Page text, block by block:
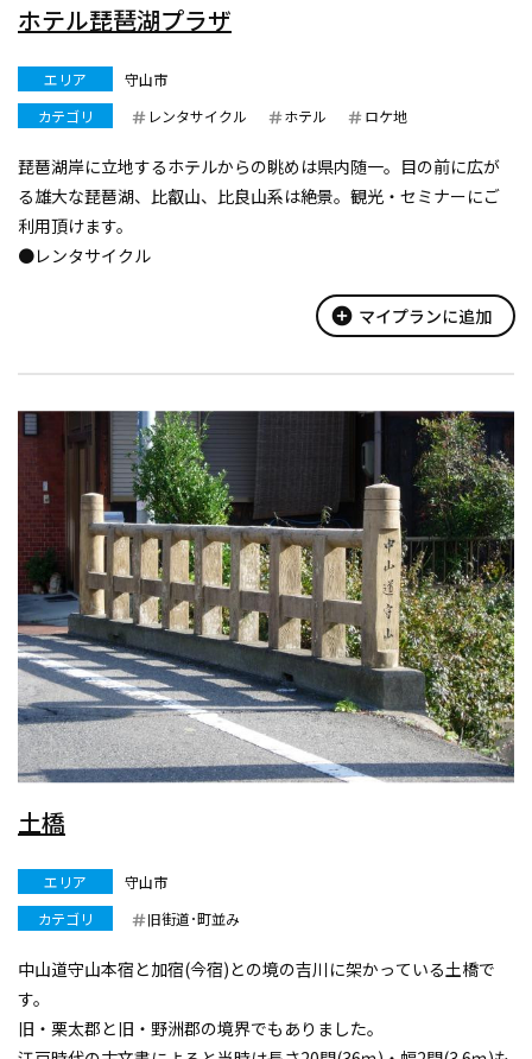
ホテル琵琶湖プラザ
エリア
守山市
カテゴリ
レンタサイクル ホテル ロケ地
琵琶湖岸に立地するホテルからの眺めは県内随一。目の前に広が
る雄大な琵琶湖、比叡山、比良山系は絶景。観光・セミナーにご
利用頂けます。
●レンタサイクル
add_circle マイプランに追加
土橋
エリア
守山市
カテゴリ
旧街道･町並み
中山道守山本宿と加宿(今宿)との境の吉川に架かっている土橋で
す。
旧・栗太郡と旧・野洲郡の境界でもありました。